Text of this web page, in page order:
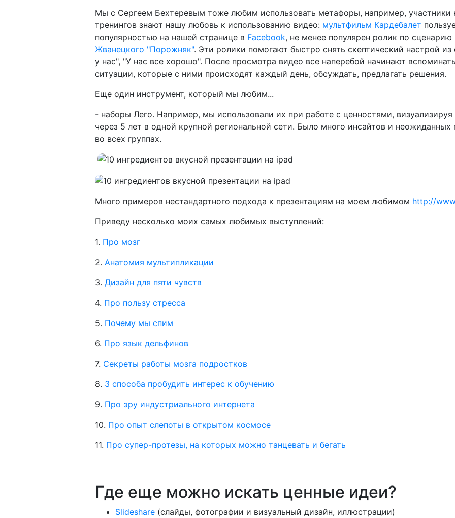
Мы с Сергеем Бехтеревым тоже любим использовать метафоры, например, участники
тренингов знают нашу любовь к использованию видео: мультфильм Кардебалет
популярностью на нашей странице в Facebook, не менее популярен ролик по сценарию
Жванецкого "Порожняк". Эти ролики помогают быстро снять скептический настрой
у нас", "У нас все хорошо". После просмотра видео все наперебой начинают
ситуации, которые с ними происходят каждый день, обсуждать, предлагать решения.
Еще один инструмент, который мы любим...
- наборы Лего. Например, мы использовали их при работе с ценностями, визуализируя
через 5 лет в одной крупной региональной сети. Было много инсайтов и неожиданных
во всех группах.
Много примеров нестандартного подхода к презентациям на моем любимом http://
Приведу несколько моих самых любимых выступлений:
1. Про мозг
2. Анатомия мультипликации
3. Дизайн для пяти чувств
4. Про пользу стресса
5. Почему мы спим
6. Про язык дельфинов
7. Секреты работы мозга подростков
8. 3 способа пробудить интерес к обучению
9. Про эру индустриального интернета
10. Про опыт слепоты в открытом космосе
11. Про супер-протезы, на которых можно танцевать и бегать
Где еще можно искать ценные идеи?
Slideshare (слайды, фотографии и визуальный дизайн, иллюстрации)